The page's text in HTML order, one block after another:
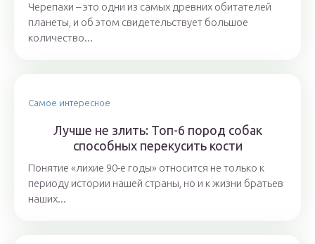
Черепахи – это одни из самых древних обитателей
планеты, и об этом свидетельствует большое
количество...
Самое интересное
Лучше не злить: Топ-6 пород собак
способных перекусить кости
Понятие «лихие 90-е годы» относится не только к
периоду истории нашей страны, но и к жизни братьев
наших...